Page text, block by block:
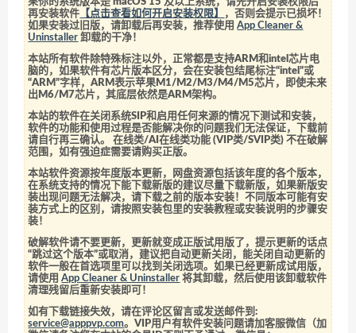
果你的系统版本是 macOS 15 及以上系统，请先开启安装权限后
再安装软件 【点击查看如何开启安装权限】
，否则会提示已损坏！
如果安装过旧版，请卸载后再安装，推荐使用App Cleaner &
Uninstaller 卸载的干净！
本站所有软件除特殊标注以外，正常都是支持ARM和intel芯片电
脑的，如果软件有芯片版本区分，会在安装包结尾标注“intel”或
“ARM”字样，ARM表示苹果M1/M2/M3/M4/M5芯片，即使未来
出M6/M7芯片，其底层依然是ARM架构。
本站的软件在关闭系统SIP和启用任何来源的情况下测试和安装，
软件的功能和使用过程是否能解决你的问题我们无法保证，下载前
请自行再三确认。 在线类/AI在线类功能 (VIP类/SVIP类) 不在破解
范围，如有强迫症需要请购买正版。
本站软件资源按年度版本更新，网盘资源包括该年度的各个版本，
在系统支持的情况下能下载新版的建议尽量下载新版，如果新版安
装出现问题无法解决，请下载之前的版本安装！不同版本可能有安
装方式上的区别，请按照安装包里的安装教程或安装说明的步骤安
装！
破解软件请不要更新，更新就变成正版试用版了，提示更新的话点
“跳过这个版本”或取消，建议把自动更新关闭，能关闭自动更新的
软件一般在首选项里可以找到关闭选项。如果已经更新成试用版，
请使用App Cleaner & Uninstaller 将其卸载，然后使用该卸载软件
清理残留后重新安装即可！
如有下载链接失效，请在评论区留言或发送邮件到:
service@apppvp.com。VIP用户有软件安装问题请加客服微信（加